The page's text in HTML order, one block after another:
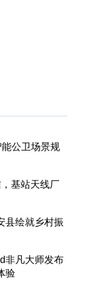
能公卫场景规
基站天线厂
绘就乡村振
非凡大师发布
验